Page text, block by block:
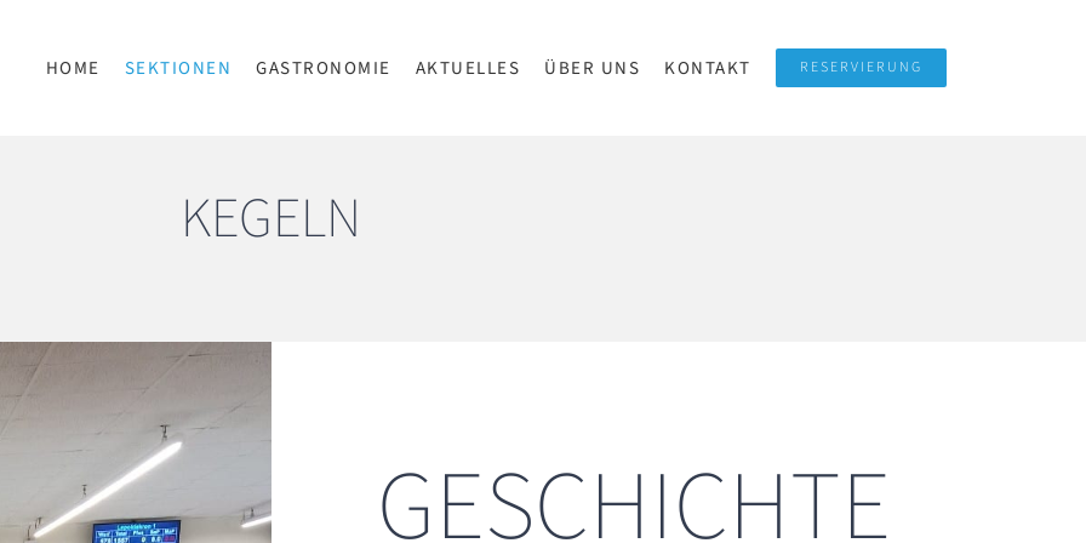
HOME SEKTIONEN GASTRONOMIE AKTUELLES ÜBER UNS KONTAKT RESERVIERUNG
KEGELN
GESCHICHTE